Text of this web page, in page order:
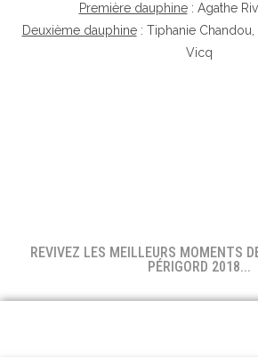
Première dauphine: Agathe
Deuxième dauphine: Tiphanie Chandou,
Vicq
REVIVEZ LES MEILLEURS MOMENTS
PÉRIGORD 2018...